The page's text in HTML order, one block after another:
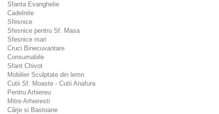
Sfanta Evanghelie
Cadelnite
Sfesnice
Sfesnice pentru Sf. Masa
Sfesnice mari
Cruci Binecuvantare
Consumabile
Sfant Chivot
Mobilier Sculptate din lemn
Cutii Sf. Moaste - Cutii Anafura
Pentru Arhiereu
Mitre Arhieresti
Cârje si Bastoane